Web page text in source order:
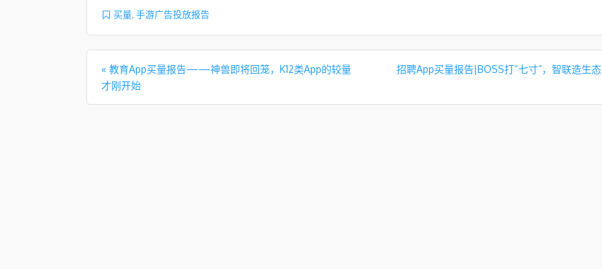
买量, 手游广告投放报告
文章导航
« 教育App买量报告——神兽即将回笼，K12类App的较量
才刚开始
招聘App买量报告|BOSS打“七寸”，智联造生态